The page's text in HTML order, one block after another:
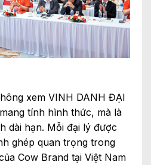
xem VINH DANH ĐẠI
tính hình thức, mà là
dài hạn. Mỗi đại lý được
ghép quan trọng trong
Cow Brand tại Việt Nam